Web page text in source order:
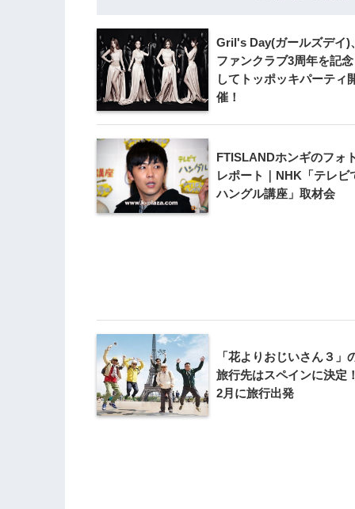
Gril's Day(ガールズデイ)、
ファンクラブ3周年を記念
してトッポッキパーティ
催！
FTISLANDホンギのフォト
レポート｜NHK「テレビ
ハングル講座」取材会
「花よりおじいさん３」
旅行先はスペインに決定！
2月に旅行出発